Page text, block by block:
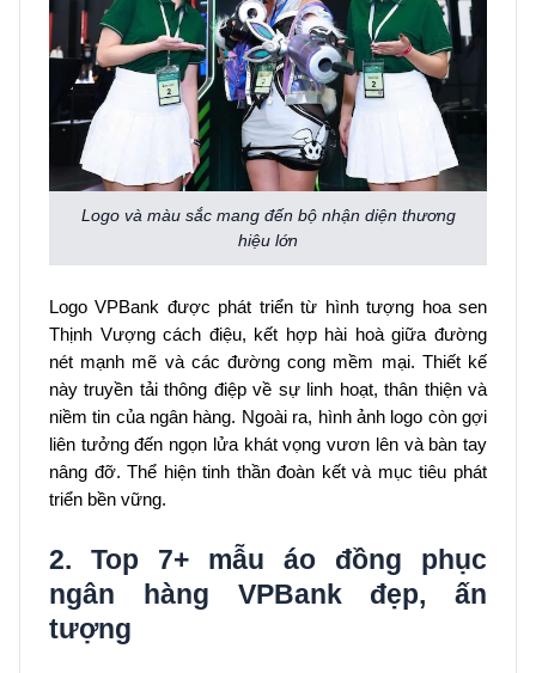
Logo và màu sắc mang đến bộ nhận diện thương
hiệu lớn
Logo VPBank được phát triển từ hình tượng hoa sen
Thịnh Vượng cách điệu, kết hợp hài hoà giữa đường
nét mạnh mẽ và các đường cong mềm mại. Thiết kế
này truyền tải thông điệp về sự linh hoạt, thân thiện và
niềm tin của ngân hàng. Ngoài ra, hình ảnh logo còn gợi
liên tưởng đến ngọn lửa khát vọng vươn lên và bàn tay
nâng đỡ. Thể hiện tinh thần đoàn kết và mục tiêu phát
triển bền vững.
2. Top 7+ mẫu áo đồng phục
ngân hàng VPBank đẹp, ấn
tượng